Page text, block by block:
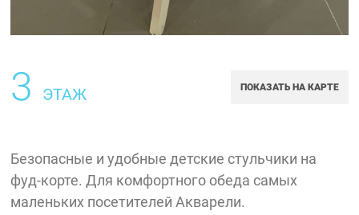
3 ЭТАЖ ПОКАЗАТЬ НА КАРТЕ
Безопасные и удобные детские стульчики на
фуд-корте. Для комфортного обеда самых
маленьких посетителей Акварели.